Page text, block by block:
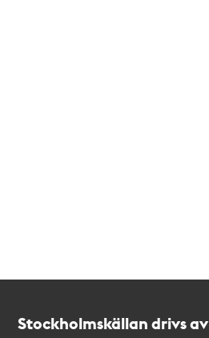
Stockholmskällan drivs av